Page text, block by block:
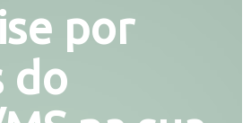
por
do